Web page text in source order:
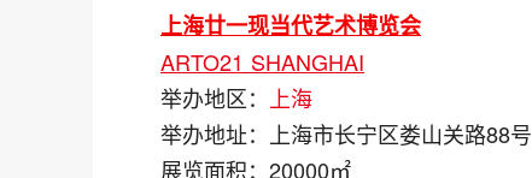
上海廿一现当代艺术博览会
ARTO21 SHANGHAI
举办地区： 上海
举办地址： 上海市长宁区娄山关路88号
展览面积： 20000㎡